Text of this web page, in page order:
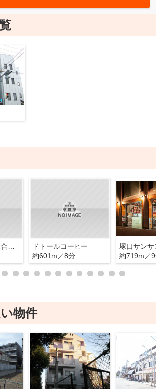
ドトールコーヒー
約601m／8分
塚口サンサ
約719m／
物件